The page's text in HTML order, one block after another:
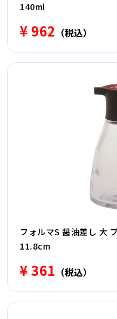
140ml
¥ 962 （税込）
フォルマS 醤油差し 大
11.8cm
¥ 361 （税込）